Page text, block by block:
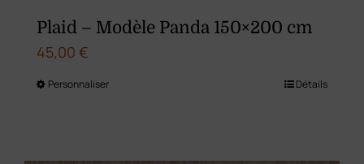
Plaid – Modèle Panda 150×200 cm
45,00 €
PersonnaliserCe
Détails